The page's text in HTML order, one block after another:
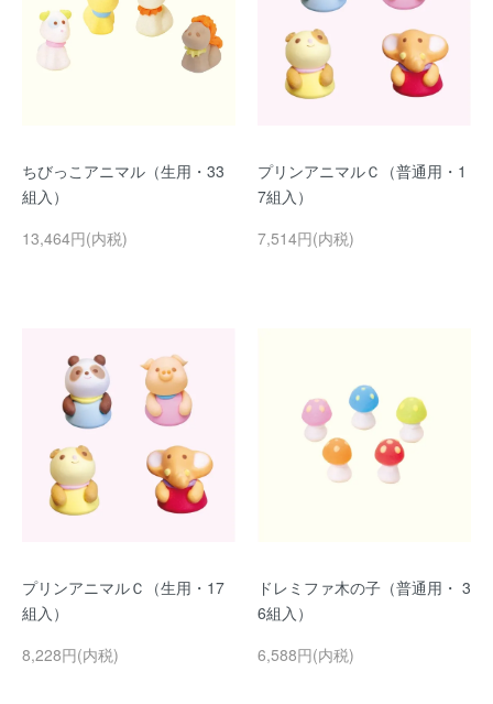
ちびっこアニマル（生用・33
組入）
13,464円(内税)
プリンアニマルＣ（普通用・1
7組入）
7,514円(内税)
プリンアニマルＣ（生用・17
組入）
8,228円(内税)
ドレミファ木の子（普通用・ 3
6組入）
6,588円(内税)